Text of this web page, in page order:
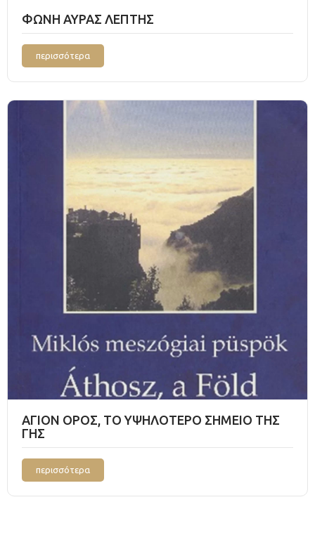
ΦΩΝΗ ΑΥΡΑΣ ΛΕΠΤΗΣ
περισσότερα
ΑΓΙΟΝ ΟΡΟΣ, ΤΟ ΥΨΗΛΟΤΕΡΟ ΣΗΜΕΙΟ ΤΗΣ
ΓΗΣ
περισσότερα